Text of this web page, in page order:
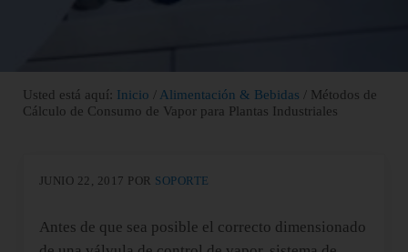
Usted está aquí: Inicio / Alimentación & Bebidas / Métodos de
Cálculo de Consumo de Vapor para Plantas Industriales
JUNIO 22, 2017 POR SOPORTE
Antes de que sea posible el correcto dimensionado